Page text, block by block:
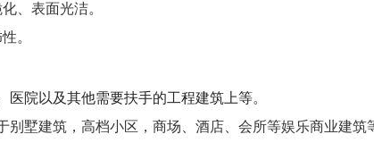
、表面光洁。
。
院以及其他需要扶手的工程建筑上等。
墅建筑，高档小区，商场、酒店、会所等娱乐商业建筑